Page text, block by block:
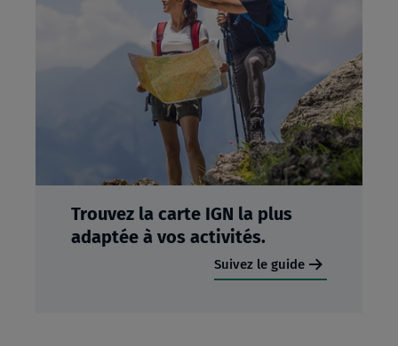
Trouvez la carte IGN la plus
adaptée à vos activités.
Suivez le guide